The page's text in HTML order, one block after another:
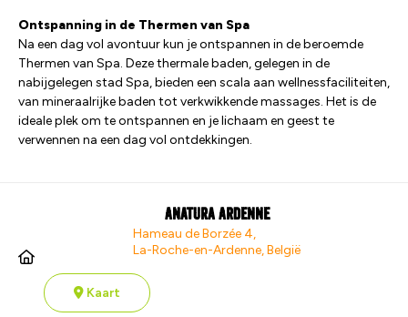
Ontspanning in de Thermen van Spa
Na een dag vol avontuur kun je ontspannen in de beroemde
Thermen van Spa. Deze thermale baden, gelegen in de
nabijgelegen stad Spa, bieden een scala aan wellnessfaciliteiten,
van mineraalrijke baden tot verkwikkende massages. Het is de
ideale plek om te ontspannen en je lichaam en geest te
verwennen na een dag vol ontdekkingen.
Anatura Ardenne
Hameau de Borzée 4,
La-Roche-en-Ardenne, België
Kaart